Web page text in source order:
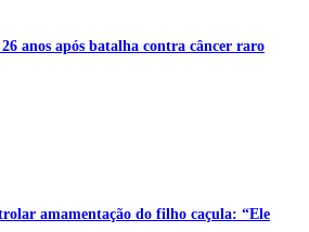
anos após batalha contra câncer raro
amamentação do filho caçula: “Ele